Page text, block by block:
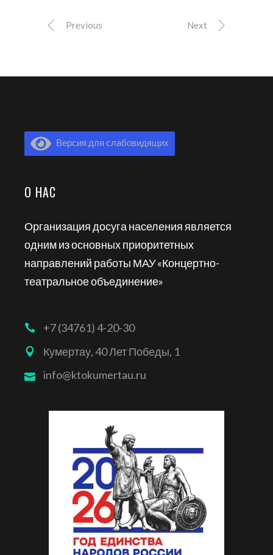
Previous Next
Версия для слабовидящих
О НАС
Организация досуга населения является
одним из основных приоритетных
направлений работы МАУ «Концертно-
театральное объединение»
+7 (34761) 4-20-30
Кумертау, 40 Лет Победы, 1
info@ktokumertau.ru